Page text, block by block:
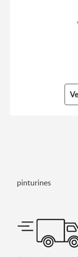
pinturines